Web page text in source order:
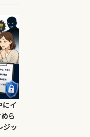
にイ
ら
ジッ